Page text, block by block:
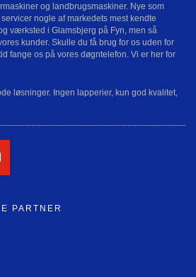
og landbrugsmaskiner. Nye som
nogle af markedets mest kendte
værksted i Glamsbjerg på Fyn, men så
kunder. Skulle du få brug for os uden for
fange os på vores døgntelefon. Vi er her for
løsninger. Ingen lapperier, kun god kvalitet,
PARTNER